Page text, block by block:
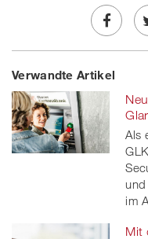
Share
on
Verwandte Artikel
Als
im
Mit